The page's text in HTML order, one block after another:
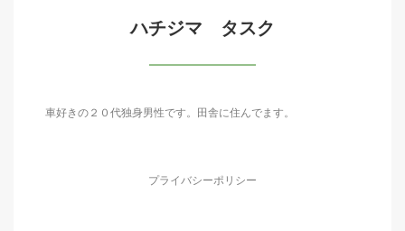
ハチジマ タスク
車好きの２０代独身男性です。田舎に住んでます。
プライバシーポリシー